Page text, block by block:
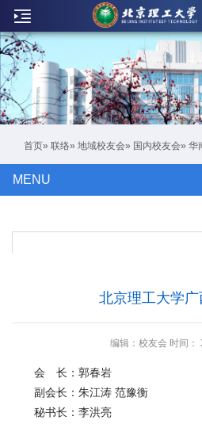
闻
联
络
动
首页» 联络» 地域校友会» 国内校友会» 华
MENU
北京理工大学
编辑： 校友会 时间：
会 长：郭春岩
副会长：朱江涛 范豫衡
秘书长：李洪亮